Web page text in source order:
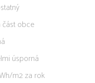
část obce
úsporná
m2 za rok